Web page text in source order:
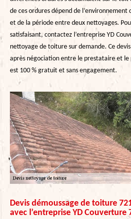
de ces ordures dépend de
et de la période entre deux nettoyages.
satisfaisant, contactez l’entreprise YD
nettoyage de toiture sur demande. Ce
après négociation entre le prestataire et
est 100 % gratuit et sans engagement.
Devis démoussage de toiture
avec l’entreprise YD Couverture